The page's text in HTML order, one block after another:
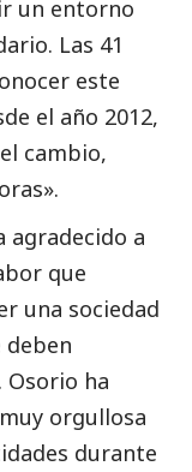
un entorno
Las 41
este
el año 2012,
cambio,
agradecido a
que
una sociedad
deben
Osorio ha
orgullosa
durante